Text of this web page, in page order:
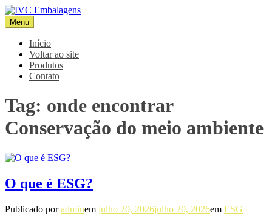
Pular
para
o
conteúdo
IVC Embalagens
Blog IVC
Menu
Início
Voltar ao site
Produtos
Contato
Tag: onde encontrar
Conservação do meio ambiente
O que é ESG?
Publicado poradminem julho 20, 2026julho 20, 2026em ESG